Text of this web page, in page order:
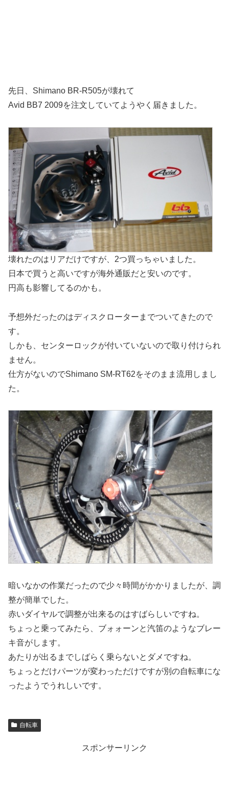
先日、Shimano BR-R505が壊れて
Avid BB7 2009を注文していてようやく届きました。
壊れたのはリアだけですが、2つ買っちゃいました。
日本で買うと高いですが海外通販だと安いのです。
円高も影響してるのかも。
予想外だったのはディスクローターまでついてきたので
す。
しかも、センターロックが付いていないので取り付けられ
ません。
仕方がないのでShimano SM-RT62をそのまま流用しまし
た。
暗いなかの作業だったので少々時間がかかりましたが、調
整が簡単でした。
赤いダイヤルで調整が出来るのはすばらしいですね。
ちょっと乗ってみたら、ブォォーンと汽笛のようなブレー
キ音がします。
あたりが出るまでしばらく乗らないとダメですね。
ちょっとだけパーツが変わっただけですが別の自転車にな
ったようでうれしいです。
自転車
スポンサーリンク